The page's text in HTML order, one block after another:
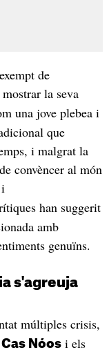
de
la seva
una jove plebea i
que
i malgrat la
convèncer al món
han suggerit
amb
genuïns.
s'agreuja
múltiples crisis,
Cas Nóosi els